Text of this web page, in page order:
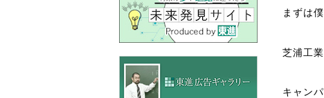
まずは
芝浦工
キャン